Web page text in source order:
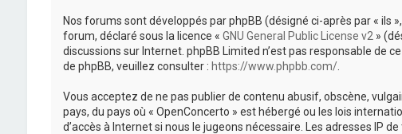
Nos forums sont développés par phpBB (désigné ci-après par « ils
forum, déclaré sous la licence « GNU General Public License v2 »
discussions sur Internet. phpBB Limited n’est pas responsable de
de phpBB, veuillez consulter : https://www.phpbb.com/.
Vous acceptez de ne pas publier de contenu abusif, obscène,
pays, du pays où « OpenConcerto » est hébergé ou les lois
d’accès à Internet si nous le jugeons nécessaire. Les adresses IP